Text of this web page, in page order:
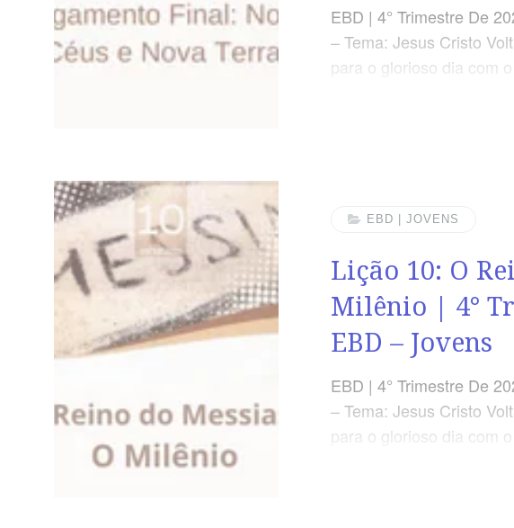
EBD | 4° Trimestre De
– Tema: Jesus Cristo
para o glorioso dia com
No final da História,
EBD | JOVENS
Lição 10: O
Milênio | 4°
EBD – Jovens
EBD | 4° Trimestre De
– Tema: Jesus Cristo
para o glorioso dia com